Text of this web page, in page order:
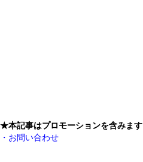
★本記事はプロモーションを含みます
・お問い合わせ